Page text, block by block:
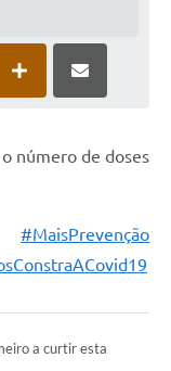
número de doses
#MaisPrevenção
a curtir esta